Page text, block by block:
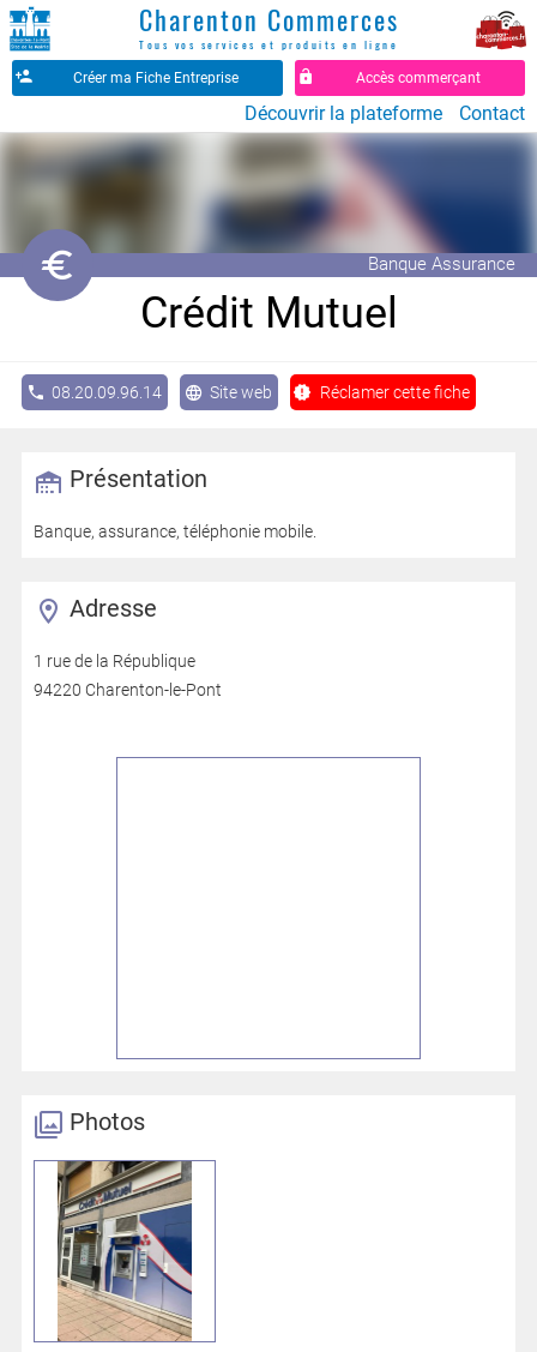
Charenton Commerces
Tous vos services et produits en ligne
Créer ma Fiche Entreprise Accès commerçant
Découvrir la plateforme Contact
󰆭 Banque Assurance
Crédit Mutuel
08.20.09.96.14 Site web Réclamer cette fiche
Présentation
Banque, assurance, téléphonie mobile.
Adresse
1 rue de la République
94220 Charenton-le-Pont
Photos